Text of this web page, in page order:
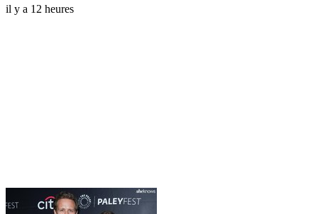
il y a 12 heures